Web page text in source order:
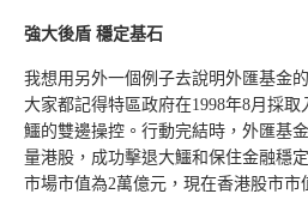
強大後盾 穩定基石
我想用另外一個例子去說明外匯基金
大家都記得特區政府在1998年8月採
鱷的雙邊操控。行動完結時，外匯基
量港股，成功擊退大鱷和保住金融穩
市場市值為2萬億元，現在香港股市市